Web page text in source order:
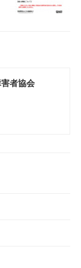
者協会